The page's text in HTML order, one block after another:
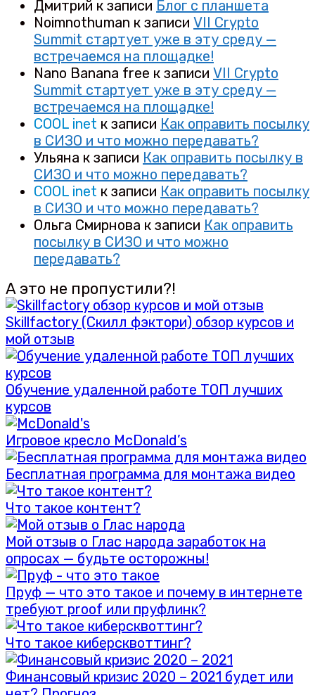
Дмитрий к записи Блог с планшета
Noimnothuman к записи VII Crypto
Summit стартует уже в эту среду —
встречаемся на площадке!
Nano Banana free к записи VII Crypto
Summit стартует уже в эту среду —
встречаемся на площадке!
COOL inet к записи Как оправить посылку
в СИЗО и что можно передавать?
Ульяна к записи Как оправить посылку в
СИЗО и что можно передавать?
COOL inet к записи Как оправить посылку
в СИЗО и что можно передавать?
Ольга Смирнова к записи Как оправить
посылку в СИЗО и что можно
передавать?
А это не пропустили?!
Skillfactory (Скилл фэктори) обзор курсов и
мой отзыв
Обучение удаленной работе ТОП лучших
курсов
Игровое кресло McDonald’s
Бесплатная программа для монтажа видео
Что такое контент?
Мой отзыв о Глас народа заработок на
опросах — будьте осторожны!
Пруф — что это такое и почему в интернете
требуют proof или пруфлинк?
Что такое киберсквоттинг?
Финансовый кризис 2020 – 2021 будет или